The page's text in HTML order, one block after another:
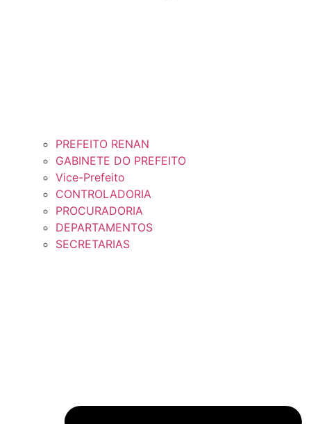
PREFEITO RENAN
GABINETE DO PREFEITO
Vice-Prefeito
CONTROLADORIA
PROCURADORIA
DEPARTAMENTOS
SECRETARIAS